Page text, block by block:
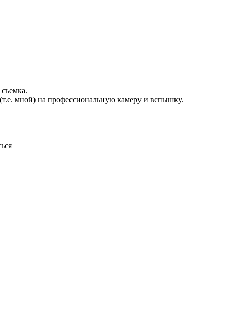
мной) на профессиональную камеру и вспышку.